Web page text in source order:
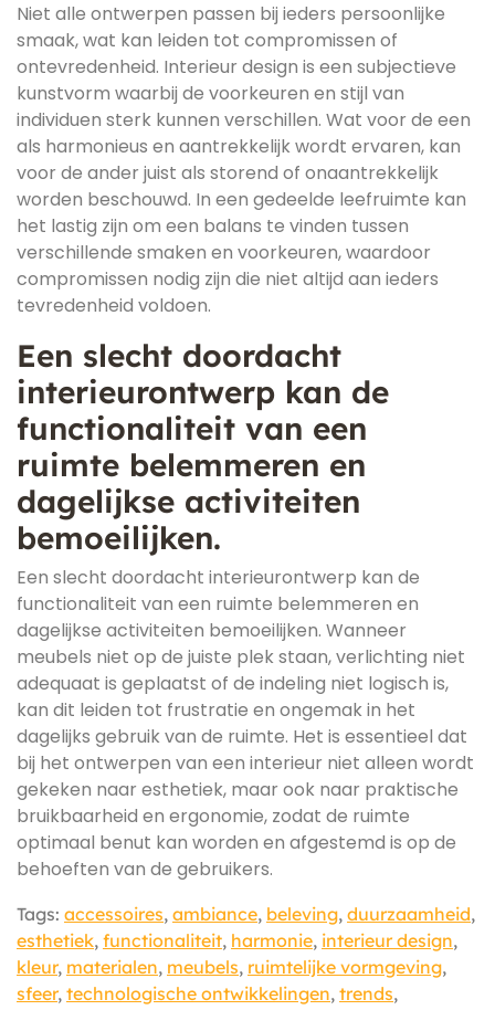
Niet alle ontwerpen passen bij ieders persoonlijke
smaak, wat kan leiden tot compromissen of
ontevredenheid. Interieur design is een subjectieve
kunstvorm waarbij de voorkeuren en stijl van
individuen sterk kunnen verschillen. Wat voor de een
als harmonieus en aantrekkelijk wordt ervaren, kan
voor de ander juist als storend of onaantrekkelijk
worden beschouwd. In een gedeelde leefruimte kan
het lastig zijn om een balans te vinden tussen
verschillende smaken en voorkeuren, waardoor
compromissen nodig zijn die niet altijd aan ieders
tevredenheid voldoen.
Een slecht doordacht
interieurontwerp kan de
functionaliteit van een
ruimte belemmeren en
dagelijkse activiteiten
bemoeilijken.
Een slecht doordacht interieurontwerp kan de
functionaliteit van een ruimte belemmeren en
dagelijkse activiteiten bemoeilijken. Wanneer
meubels niet op de juiste plek staan, verlichting niet
adequaat is geplaatst of de indeling niet logisch is,
kan dit leiden tot frustratie en ongemak in het
dagelijks gebruik van de ruimte. Het is essentieel dat
bij het ontwerpen van een interieur niet alleen wordt
gekeken naar esthetiek, maar ook naar praktische
bruikbaarheid en ergonomie, zodat de ruimte
optimaal benut kan worden en afgestemd is op de
behoeften van de gebruikers.
Tags: accessoires, ambiance, beleving, duurzaamheid,
esthetiek, functionaliteit, harmonie, interieur design,
kleur, materialen, meubels, ruimtelijke vormgeving,
sfeer, technologische ontwikkelingen, trends,